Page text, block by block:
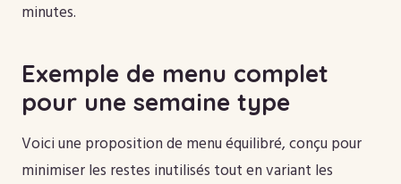
minutes.
Exemple de menu complet
pour une semaine type
Voici une proposition de menu équilibré, conçu pour
minimiser les restes inutilisés tout en variant les